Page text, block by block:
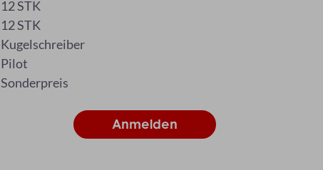
12 STK
12 STK
Kugelschreiber
Pilot
Sonderpreis